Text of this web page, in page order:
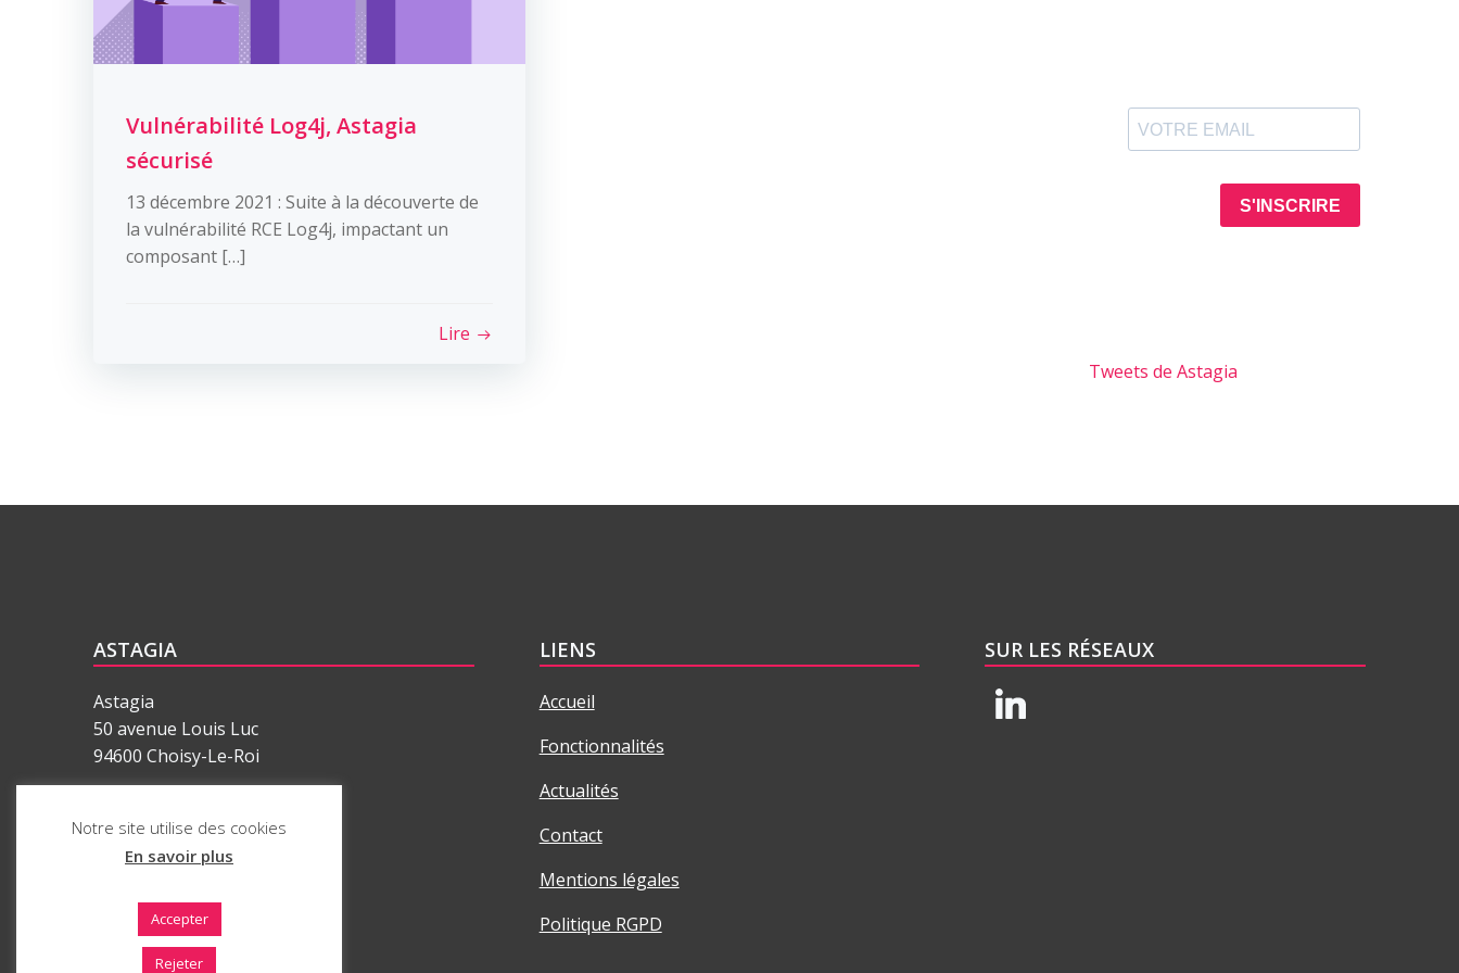
Vulnérabilité Log4j, Astagia
sécurisé
13 décembre 2021 : Suite à la découverte de
la vulnérabilité RCE Log4j, impactant un
composant […]
Lire
Tweets de Astagia
ASTAGIA
Astagia
50 avenue Louis Luc
94600 Choisy-Le-Roi
par SAS ASTAGIA
LIENS
Accueil
Fonctionnalités
Actualités
Contact
Mentions légales
Politique RGPD
SUR LES RÉSEAUX
Notre site utilise des cookies
En savoir plus
Accepter
Rejeter